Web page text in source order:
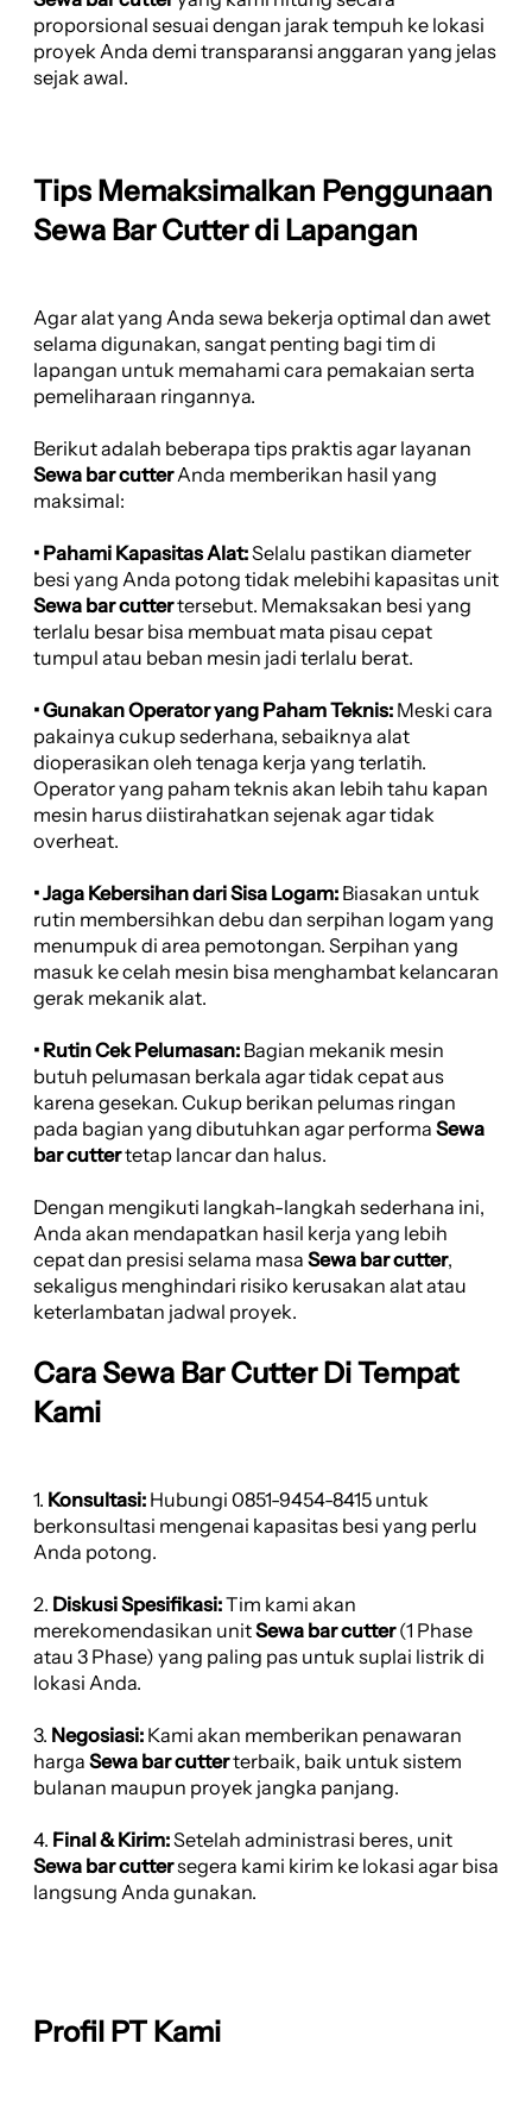
proporsional sesuai dengan jarak tempuh ke lokasi
proyek Anda demi transparansi anggaran yang jelas
sejak awal.
Tips Memaksimalkan Penggunaan
Sewa Bar Cutter di Lapangan
Agar alat yang Anda sewa bekerja optimal dan awet
selama digunakan, sangat penting bagi tim di
lapangan untuk memahami cara pemakaian serta
pemeliharaan ringannya.
Berikut adalah beberapa tips praktis agar layanan
Sewa bar cutterAnda memberikan hasil yang
maksimal:
• Pahami Kapasitas Alat:Selalu pastikan diameter
besi yang Anda potong tidak melebihi kapasitas unit
Sewa bar cuttertersebut. Memaksakan besi yang
terlalu besar bisa membuat mata pisau cepat
tumpul atau beban mesin jadi terlalu berat.
• Gunakan Operator yang Paham Teknis: Meski cara
pakainya cukup sederhana, sebaiknya alat
dioperasikan oleh tenaga kerja yang terlatih.
Operator yang paham teknis akan lebih tahu kapan
mesin harus diistirahatkan sejenak agar tidak
overheat.
• Jaga Kebersihan dari Sisa Logam: Biasakan untuk
rutin membersihkan debu dan serpihan logam yang
menumpuk di area pemotongan. Serpihan yang
masuk ke celah mesin bisa menghambat kelancaran
gerak mekanik alat.
• Rutin Cek Pelumasan: Bagian mekanik mesin
butuh pelumasan berkala agar tidak cepat aus
karena gesekan. Cukup berikan pelumas ringan
pada bagian yang dibutuhkan agar performa Sewa
bar cuttertetap lancar dan halus.
Dengan mengikuti langkah-langkah sederhana ini,
Anda akan mendapatkan hasil kerja yang lebih
cepat dan presisi selama masa Sewa bar cutter,
sekaligus menghindari risiko kerusakan alat atau
keterlambatan jadwal proyek.
Cara Sewa Bar Cutter Di Tempat
Kami
1. Konsultasi: Hubungi 0851-9454-8415 untuk
berkonsultasi mengenai kapasitas besi yang perlu
Anda potong.
2. Diskusi Spesifikasi:Tim kami akan
merekomendasikan unitSewa bar cutter(1 Phase
atau 3 Phase) yang paling pas untuk suplai listrik di
lokasi Anda.
3. Negosiasi: Kami akan memberikan penawaran
harga Sewa bar cutterterbaik, baik untuk sistem
bulanan maupun proyek jangka panjang.
4. Final & Kirim:Setelah administrasi beres, unit
Sewa bar cuttersegera kami kirim ke lokasi agar bisa
langsung Anda gunakan.
Profil PT Kami